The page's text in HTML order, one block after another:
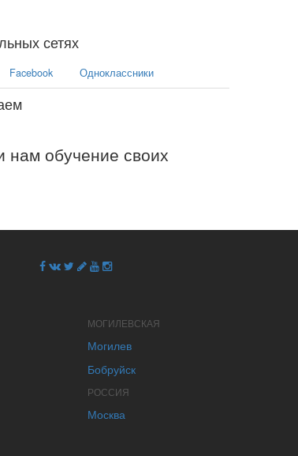
сетях
Facebook Одноклассники
нам обучение своих
МОГИЛЕВСКАЯ
Могилев
Бобруйск
РОССИЯ
Москва